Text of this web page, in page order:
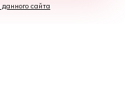
сайта